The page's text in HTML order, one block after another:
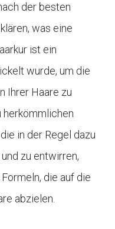
der besten
was eine
ist ein
wurde, um die
Ihrer Haare zu
herkömmlichen
in der Regel dazu
zu entwirren,
die auf die
abzielen.